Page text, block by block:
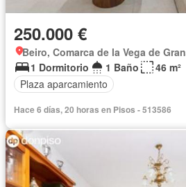
250.000 €
Beiro, Comarca de la Vega de
1 Dormitorio
1 Baño
46 m²
Plaza aparcamiento
Hace 6 días, 20 horas en Pisos - 513586